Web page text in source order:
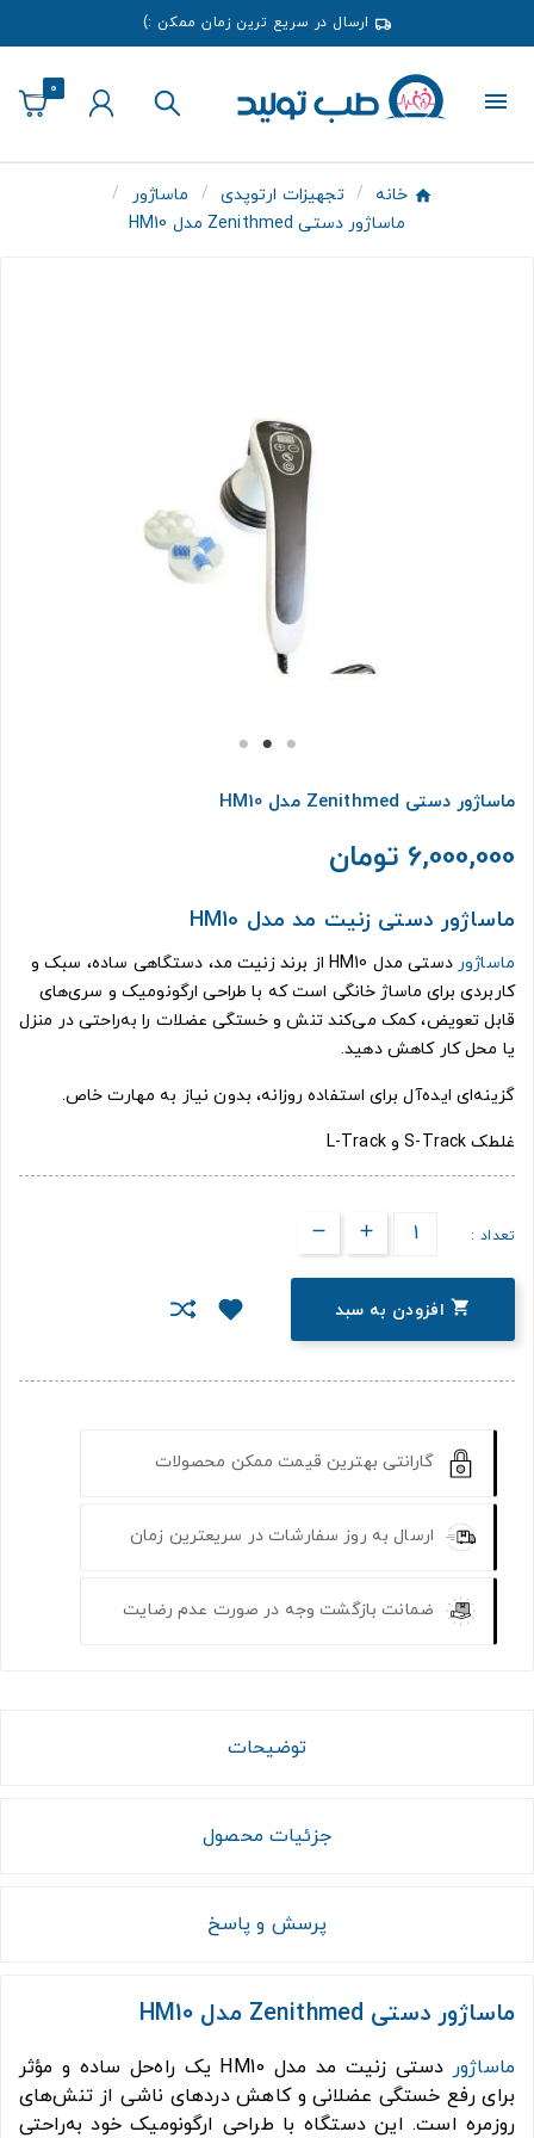
ارسال در سریع ترین زمان ممکن :)
0
خانه تجهیزات ارتوپدی
ماساژور
ماساژور دستی Zenithmed مدل HM10
ماساژور دستی Zenithmed مدل HM10
6,000,000 تومان
ماساژور دستی زنیت مد مدل HM10
ماساژور
دستی مدل HM10 از برند زنیت مد، دستگاهی ساده، سبک و
کاربردی برای ماساژ خانگی است که با طراحی ارگونومیک و سری‌های
قابل تعویض، کمک می‌کند تنش و خستگی عضلات را به‌راحتی در منزل
یا محل کار کاهش دهید.
گزینه‌ای ایده‌آل برای استفاده روزانه، بدون نیاز به مهارت خاص.
غلطک S-Track و L-Track
تعداد :
 افزودن به سبد
گارانتی بهترین قیمت ممکن محصولات
ارسال به روز سفارشات در سریعترین زمان
ضمانت بازگشت وجه در صورت عدم رضایت
توضیحات
جزئیات محصول
پرسش و پاسخ
ماساژور دستی Zenithmed مدل HM10
ماساژور
دستی زنیت مد مدل HM10 یک راه‌حل ساده و مؤثر
برای رفع خستگی عضلانی و کاهش دردهای ناشی از تنش‌های
روزمره است. این دستگاه با طراحی ارگونومیک خود به‌راحتی